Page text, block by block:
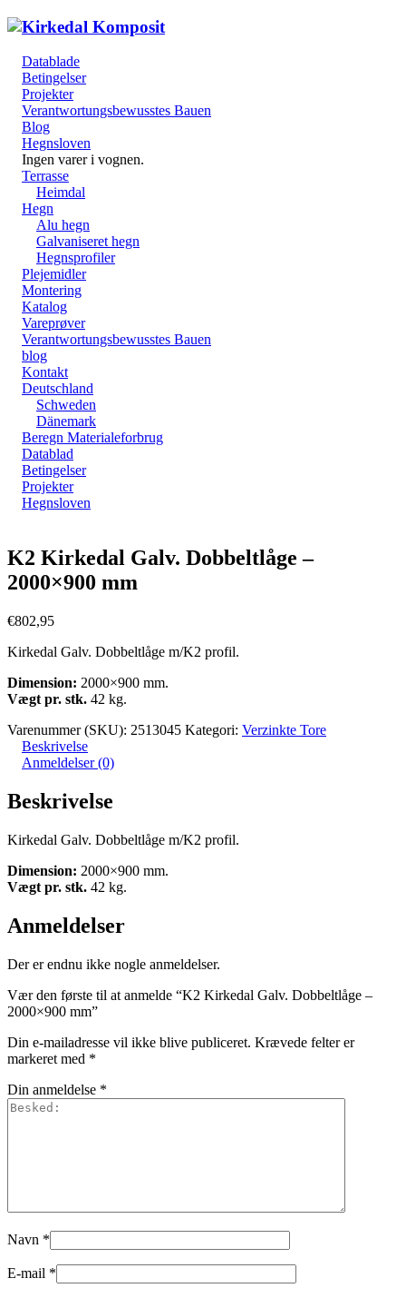
Datablade
Betingelser
Projekter
Verantwortungsbewusstes Bauen
Blog
Hegnsloven
Ingen varer i vognen.
Terrasse
Heimdal
Hegn
Alu hegn
Galvaniseret hegn
Hegnsprofiler
Plejemidler
Montering
Katalog
Vareprøver
Verantwortungsbewusstes Bauen
blog
Kontakt
Deutschland
Schweden
Dänemark
Beregn Materialeforbrug
Datablad
Betingelser
Projekter
Hegnsloven
K2 Kirkedal Galv. Dobbeltlåge –
2000×900 mm
€802,95
Kirkedal Galv. Dobbeltlåge m/K2 profil.
Dimension: 2000×900 mm.
Vægt pr. stk. 42 kg.
Varenummer (SKU): 2513045 Kategori: Verzinkte Tore
Beskrivelse
Anmeldelser (0)
Beskrivelse
Kirkedal Galv. Dobbeltlåge m/K2 profil.
Dimension: 2000×900 mm.
Vægt pr. stk. 42 kg.
Anmeldelser
Der er endnu ikke nogle anmeldelser.
Vær den første til at anmelde “K2 Kirkedal Galv. Dobbeltlåge –
2000×900 mm”
Din e-mailadresse vil ikke blive publiceret. Krævede felter er
markeret med *
Din anmeldelse *
Navn *
E-mail *